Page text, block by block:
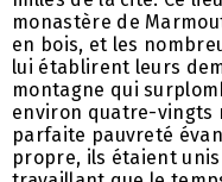
monastère de
en bois, et les
lui établirent leurs
montagne qui
environ quatre-vingts
parfaite pauvreté
propre, ils étaient